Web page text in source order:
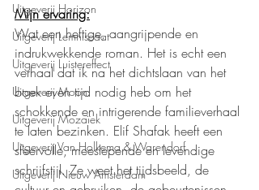
Uitgeverij Horizon
Uitgeverij Lemniscaat
Uitgeverij Luistereffect
Uitgeverij Moon
Uitgeverij Mozaïek
Uitgeverij Van Holkema & Warendorf
Uitgeverij Nieuw Amsterdam
Mijn ervaring:
Wat een heftige, aangrijpende en
indrukwekkende roman. Het is echt een
verhaal dat ik na het dichtslaan van het
boek even tijd nodig heb om het
schokkende en intrigerende familieverhaal
te laten bezinken. Elif Shafak heeft een
sfeervolle, meeslepende en levendige
schrijfstijl. Ze weet het tijdsbeeld, de